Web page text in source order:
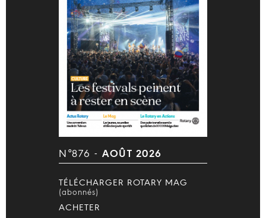
N°876 - AOÛT 2026
TÉLÉCHARGER ROTARY MAG
(abonnés)
ACHETER